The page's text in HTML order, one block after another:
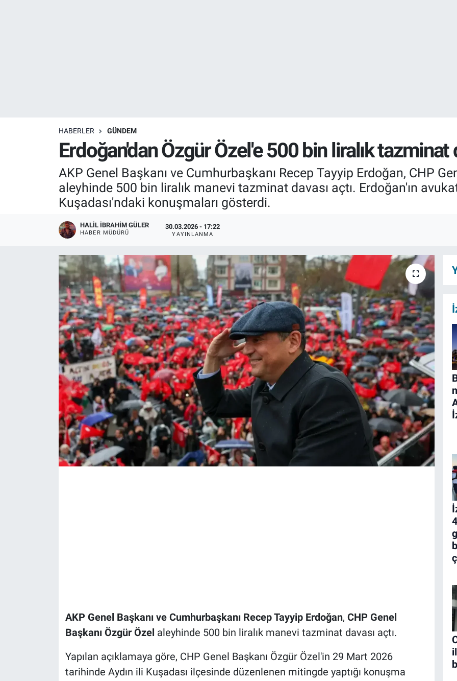
HABERLER GÜNDEM
Erdoğan'dan Özgür Özel'e 500 bin liralık tazminat
AKP Genel Başkanı ve Cumhurbaşkanı Recep Tayyip Erdoğan, CHP
aleyhinde 500 bin liralık manevi tazminat davası açtı. Erdoğan'ın
Kuşadası'ndaki konuşmaları gösterdi.
HALIL İBRAHIM GÜLER
HABER MÜDÜRÜ
30.03.2026 - 17:22
YAYINLANMA
AKP Genel Başkanı ve Cumhurbaşkanı Recep Tayyip Erdoğan, CHP Genel
Başkanı Özgür Özel aleyhinde 500 bin liralık manevi tazminat davası açtı.
Yapılan açıklamaya göre, CHP Genel Başkanı Özgür Özel'in 29 Mart 2026
tarihinde Aydın ili Kuşadası ilçesinde düzenlenen mitingde yaptığı konuşma